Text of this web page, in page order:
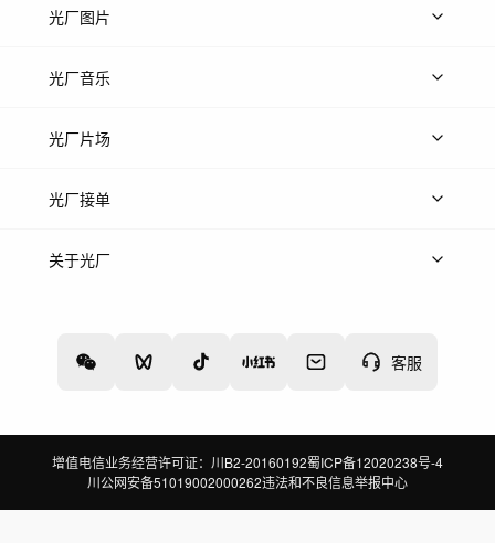
客服
上传视频
光厂图片
上传图片
光厂音乐
热门音乐
光厂片场
上传案例
光厂接单
上架服务
关于光厂
增值电信业务经营许可证：川B2-20160192蜀ICP备12020238号-4
川公网安备51019002000262违法和不良信息举报中心